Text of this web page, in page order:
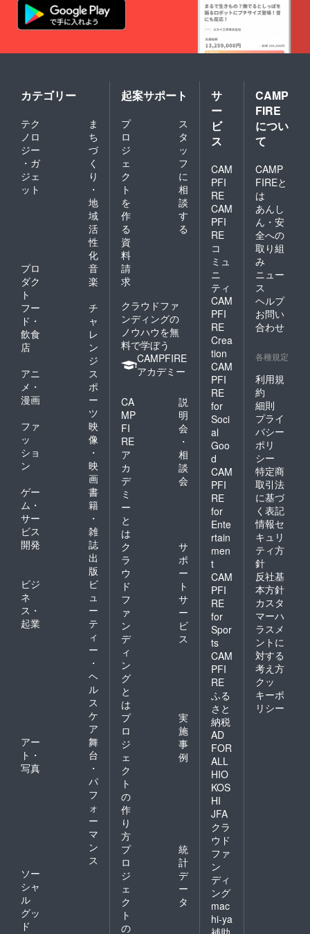
カテゴリー
テク
ノロ
ジー
・ガ
ジェ
ット
ま
ち
づ
く
り
・
地
域
活
性
化
プロ
ダク
ト
音
楽
フー
ド・
飲食
店
チ
ャ
レ
ン
ジ
アニ
メ・
漫画
ス
ポ
ー
ツ
ファ
ッ
ショ
ン
映
像
・
映
画
ゲー
ム・
サー
ビス
開発
書
籍
・
雑
誌
出
版
ビジ
ネ
ス・
起業
ビ
ュ
ー
テ
ィ
ー
・
ヘ
ル
ス
ケ
ア
アー
ト・
写真
舞
台
・
パ
フ
ォ
ー
マ
ン
ス
ソー
シャ
ル
グッ
ド
起案サポート
プ
ロ
ジ
ェ
ク
ト
を
作
る
ス
タ
ッ
フ
に
相
談
す
る
資
料
請
求
クラウドファ
ンディングの
ノウハウを無
料で学ぼう
CAMPFIRE
アカデミー
CA
MP
FI
RE
ア
カ
デ
ミ
ー
と
は
説
明
会
・
相
談
会
ク
ラ
ウ
ド
フ
ァ
ン
デ
ィ
ン
グ
と
は
サ
ポ
ー
ト
サ
ー
ビ
ス
プ
ロ
ジ
ェ
ク
ト
の
作
り
方
実
施
事
例
プ
ロ
ジ
ェ
ク
ト
の
統
計
デ
ー
タ
サ
ー
ビ
ス
CAM
PFI
RE
CAM
PFI
RE
コ
ミュ
ニ
ティ
CAM
PFI
RE
Crea
tion
CAM
PFI
RE
for
Soci
al
Goo
d
CAM
PFI
RE
for
Ente
rtain
men
t
CAM
PFI
RE
for
Spor
ts
CAM
PFI
RE
ふる
さと
納税
AD
FOR
ALL
HIO
KOS
HI
JFA
クラ
ウド
ファ
ン
ディ
ング
mac
hi-ya
CAMP
FIRE
につい
て
CAMP
FIREと
は
あんし
ん・安
全への
取り組
み
ニュー
ス
ヘルプ
お問い
合わせ
各種規定
利用規
約
細則
プライ
バシー
ポリ
シー
特定商
取引法
に基づ
く表記
情報セ
キュリ
ティ方
針
反社基
本方針
カスタ
マーハ
ラスメ
ントに
対する
考え方
クッ
キーポ
リシー